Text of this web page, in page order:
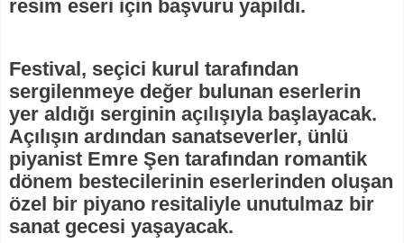
resim eseri için başvuru yapıldı.
Festival, seçici kurul tarafından
sergilenmeye değer bulunan eserlerin
yer aldığı serginin açılışıyla başlayacak.
Açılışın ardından sanatseverler, ünlü
piyanist Emre Şen tarafından romantik
dönem bestecilerinin eserlerinden oluşan
özel bir piyano resitaliyle unutulmaz bir
sanat gecesi yaşayacak.